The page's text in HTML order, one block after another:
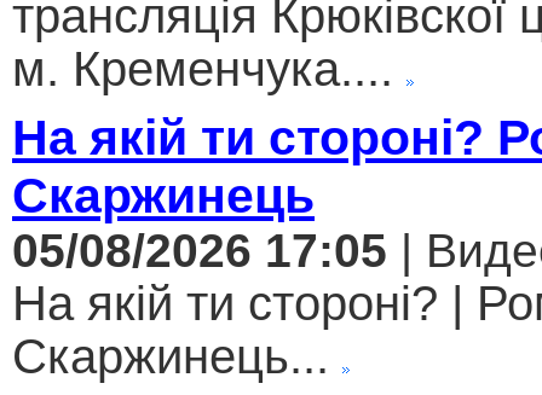
трансляція
м. Кременчука....
На якій ти стороні?
Скаржинець
05/08/2026 17:05 |
На якій ти стороні? |
Скаржинець...